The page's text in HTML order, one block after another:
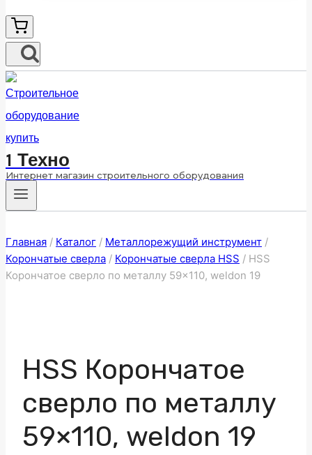
1 Техно
Интернет магазин строительного оборудования
Главная / Каталог / Металлорежущий инструмент /
Корончатые сверла / Корончатые сверла HSS / HSS
Корончатое сверло по металлу 59×110, weldon 19
HSS Корончатое
сверло по металлу
59×110, weldon 19